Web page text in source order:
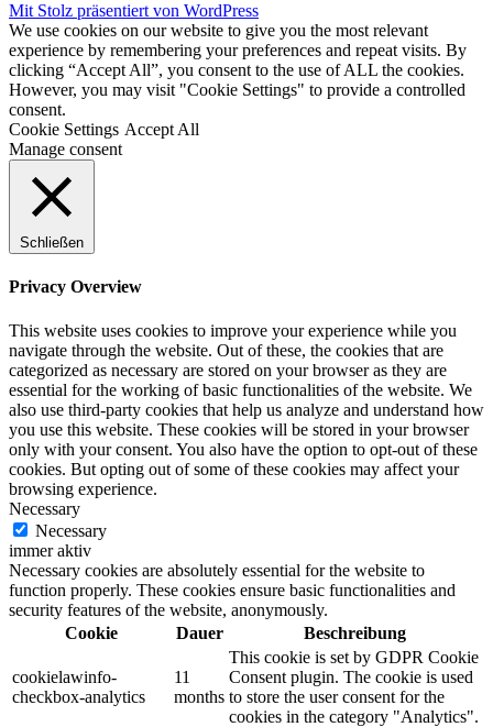
Mit Stolz präsentiert von WordPress
We use cookies on our website to give you the most relevant
experience by remembering your preferences and repeat visits. By
clicking “Accept All”, you consent to the use of ALL the cookies.
However, you may visit "Cookie Settings" to provide a controlled
consent.
Cookie Settings Accept All
Manage consent
Schließen
Privacy Overview
This website uses cookies to improve your experience while you
navigate through the website. Out of these, the cookies that are
categorized as necessary are stored on your browser as they are
essential for the working of basic functionalities of the website. We
also use third-party cookies that help us analyze and understand how
you use this website. These cookies will be stored in your browser
only with your consent. You also have the option to opt-out of these
cookies. But opting out of some of these cookies may affect your
browsing experience.
Necessary
Necessary
immer aktiv
Necessary cookies are absolutely essential for the website to
function properly. These cookies ensure basic functionalities and
security features of the website, anonymously.
Cookie
Dauer Beschreibung
cookielawinfo-
checkbox-analytics
11
months
This cookie is set by GDPR Cookie
Consent plugin. The cookie is used
to store the user consent for the
cookies in the category "Analytics".